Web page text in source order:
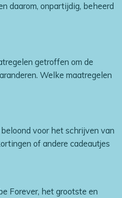
daarom, onpartijdig, beheerd
getroffen om de
Welke maatregelen
voor het schrijven van
of andere cadeautjes
Forever, het grootste en